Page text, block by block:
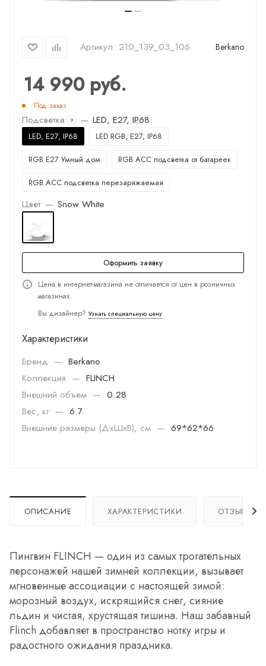
Артикул: 210_139_03_106 Berkano
14 990руб.
Под заказ
Подсветка ? — LED, E27, IP68
LED, E27, IP68 LED RGB, E27, IP68
RGB E27 Умный дом RGB ACC подсветка от батареек
RGB ACC подсветка перезаряжаемая
Цвет — Snow White
Оформить заявку
Цена в интернет-магазина не отличается от цен в розничных
магазинах.
Вы дизайнер? Узнать специальную цену
Характеристики
Бренд — Berkano
Коллекция — FLINCH
Внешний объем — 0.28
Вес, кг — 6.7
Внешние размеры (ДхШхВ), см — 69*62*66
ОПИСАНИЕ ХАРАКТЕРИСТИКИ ОТЗЫВЫ
Пингвин FLINCH — один из самых трогательных
персонажей нашей зимней коллекции, вызывает
мгновенные ассоциации с настоящей зимой:
морозный воздух, искрящийся снег, сияние
льдин и чистая, хрустящая тишина. Наш забавный
Flinch добавляет в пространство нотку игры и
радостного ожидания праздника.